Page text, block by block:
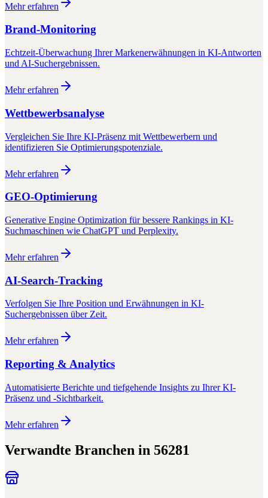
Mehr erfahren
Brand-Monitoring
Echtzeit-Überwachung Ihrer Markenerwähnungen in KI-Antworten
und AI-Suchergebnissen.
Mehr erfahren
Wettbewerbsanalyse
Vergleichen Sie Ihre KI-Präsenz mit Wettbewerbern und
identifizieren Sie Optimierungspotenziale.
Mehr erfahren
GEO-Optimierung
Generative Engine Optimization für bessere Rankings in KI-
Suchmaschinen wie ChatGPT und Perplexity.
Mehr erfahren
AI-Search-Tracking
Verfolgen Sie Ihre Position und Erwähnungen in KI-
Suchergebnissen über Zeit.
Mehr erfahren
Reporting & Analytics
Automatisierte Berichte und tiefgehende Insights zu Ihrer KI-
Präsenz und -Sichtbarkeit.
Mehr erfahren
Verwandte Branchen in 56281